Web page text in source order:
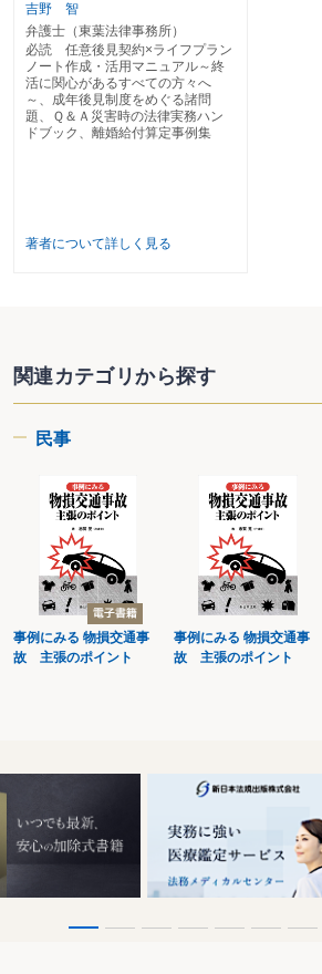
〔73〕 推定相続人の廃除
ライフプランノートのダウンロードについて
※ライフプランノートのひな形を新日本法規WEB
ます。
吉野 智
弁護士（東葉法律事務所）
必読 任意後見契約×ライフプラン
ノート作成・活用マニュアル～終
活に関心があるすべての方々へ
～、成年後見制度をめぐる諸問
題、Ｑ＆Ａ災害時の法律実務ハン
ドブック、離婚給付算定事例集
著者について詳しく見る
関連カテゴリから探す
民事
事例にみる 物損交通事
故 主張のポイント
事例にみる 物損交通事
故 主張のポイント